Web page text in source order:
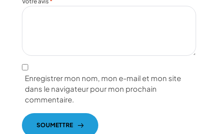
Enregistrer mon nom, mon e-mail et mon site
dans le navigateur pour mon prochain
commentaire.
SOUMETTRE